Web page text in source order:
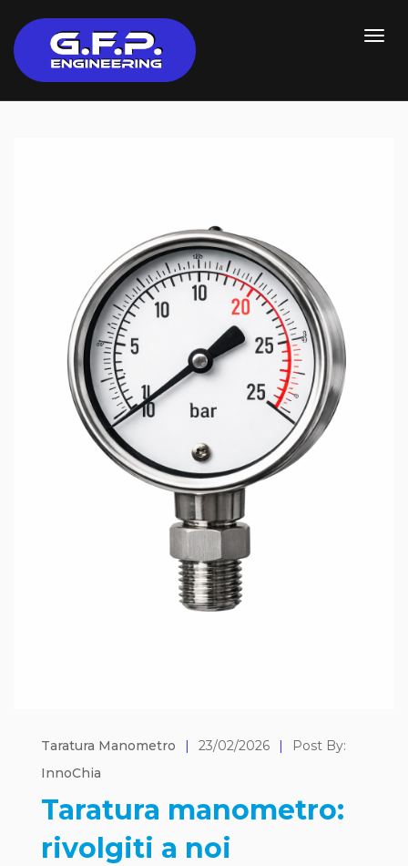
Taratura Manometro | 23/02/2026 |
Post By:
InnoChia
Taratura manometro:
rivolgiti a noi